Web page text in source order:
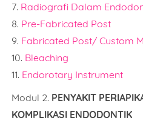
7. Radiografi Dalam
8. Pre-Fabricated Post
9. Fabricated Post/ Custom
10. Bleaching
11. Endorotary Instrument
Modul 2. PENYAKIT
KOMPLIKASI ENDODONTIK